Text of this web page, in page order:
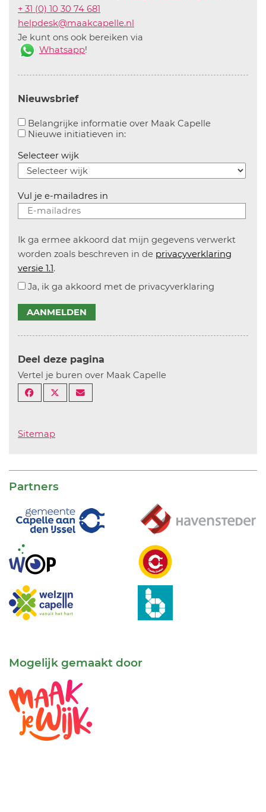
+ 31 (0) 10 30 74 681
helpdesk@maakcapelle.nl
Je kunt ons ook bereiken via
Whatsapp!
Nieuwsbrief
Belangrijke informatie over Maak CapelleAanvinken
Nieuwe initiatieven in:Aanvinken om informatie over
Selecteer wijk
Vul je e-mailadres in
Ik ga ermee akkoord dat mijn gegevens verwerkt
worden zoals beschreven in de privacyverklaring
versie 1.1.
Ja, ik ga akkoord met de privacyverklaring
AANMELDEN
Deel deze pagina
Vertel je buren over Maak Capelle
Sitemap
Partners
Mogelijk gemaakt door